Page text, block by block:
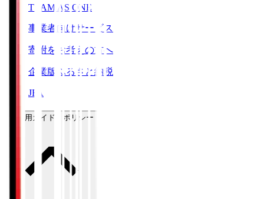
TEAM AS ONE
事業者向けサービス
寄附をお考えの方へ
企業版ふるさと納税
JFA
ご利用ガイド・ポリシー